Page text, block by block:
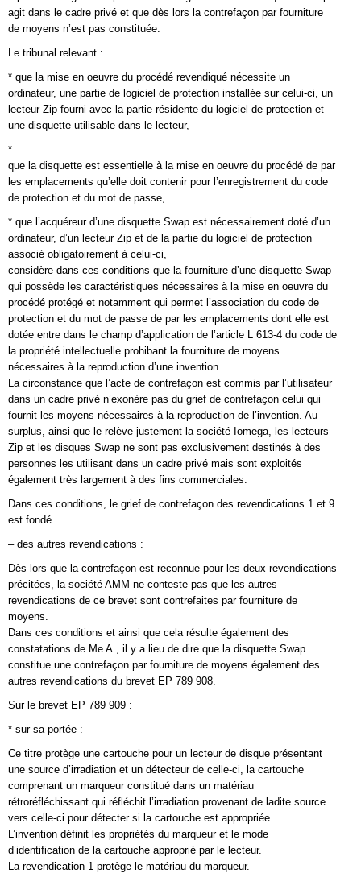
agit dans le cadre privé et que dès lors la contrefaçon par fourniture
de moyens n’est pas constituée.
Le tribunal relevant :
* que la mise en oeuvre du procédé revendiqué nécessite un
ordinateur, une partie de logiciel de protection installée sur celui-ci, un
lecteur Zip fourni avec la partie résidente du logiciel de protection et
une disquette utilisable dans le lecteur,
*
que la disquette est essentielle à la mise en oeuvre du procédé de par
les emplacements qu’elle doit contenir pour l’enregistrement du code
de protection et du mot de passe,
* que l’acquéreur d’une disquette Swap est nécessairement doté d’un
ordinateur, d’un lecteur Zip et de la partie du logiciel de protection
associé obligatoirement à celui-ci,
considère dans ces conditions que la fourniture d’une disquette Swap
qui possède les caractéristiques nécessaires à la mise en oeuvre du
procédé protégé et notamment qui permet l’association du code de
protection et du mot de passe de par les emplacements dont elle est
dotée entre dans le champ d’application de l’article L 613-4 du code de
la propriété intellectuelle prohibant la fourniture de moyens
nécessaires à la reproduction d’une invention.
La circonstance que l’acte de contrefaçon est commis par l’utilisateur
dans un cadre privé n’exonère pas du grief de contrefaçon celui qui
fournit les moyens nécessaires à la reproduction de l’invention. Au
surplus, ainsi que le relève justement la société Iomega, les lecteurs
Zip et les disques Swap ne sont pas exclusivement destinés à des
personnes les utilisant dans un cadre privé mais sont exploités
également très largement à des fins commerciales.
Dans ces conditions, le grief de contrefaçon des revendications 1 et 9
est fondé.
– des autres revendications :
Dès lors que la contrefaçon est reconnue pour les deux revendications
précitées, la société AMM ne conteste pas que les autres
revendications de ce brevet sont contrefaites par fourniture de
moyens.
Dans ces conditions et ainsi que cela résulte également des
constatations de Me A., il y a lieu de dire que la disquette Swap
constitue une contrefaçon par fourniture de moyens également des
autres revendications du brevet EP 789 908.
Sur le brevet EP 789 909 :
* sur sa portée :
Ce titre protège une cartouche pour un lecteur de disque présentant
une source d’irradiation et un détecteur de celle-ci, la cartouche
comprenant un marqueur constitué dans un matériau
rétroréfléchissant qui réfléchit l’irradiation provenant de ladite source
vers celle-ci pour détecter si la cartouche est appropriée.
L’invention définit les propriétés du marqueur et le mode
d’identification de la cartouche approprié par le lecteur.
La revendication 1 protège le matériau du marqueur.